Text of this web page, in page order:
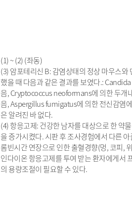
(1) ~ (2) (좌동)
(3) 암포테리신 B: 감염상태의 정상 마우스
했을 때 다음과 같은 결과를 보였다.:
음, Cryptococcus neoformans에 의한 두개
음, Aspergillus fumigatus에 의한 전신감염
은 알려진 바 없다.
(4) 항응고제: 건강한 남자를 대상으로 한 약
을 증가시켰다. 시판 후 조사경험에서 다른
롬빈시간 연장으로 인한 출혈경향(멍, 코피,
인다이온 항응고제를 투여 받는 환자에게서
의 용량조절이 필요할 수 있다.